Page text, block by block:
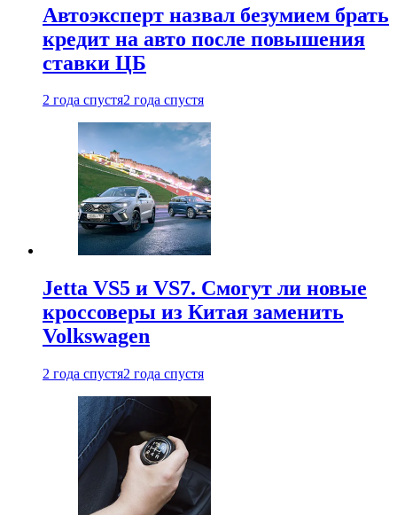
Автоэксперт назвал безумием брать
кредит на авто после повышения
ставки ЦБ
2 года спустя2 года спустя
Jetta VS5 и VS7. Смогут ли новые
кроссоверы из Китая заменить
Volkswagen
2 года спустя2 года спустя